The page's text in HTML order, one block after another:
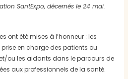
SantExpo, décernés le 24 mai.
ont été mises à l’honneur : les
en charge des patients ou
ou les aidants dans le parcours de
aux professionnels de la santé.